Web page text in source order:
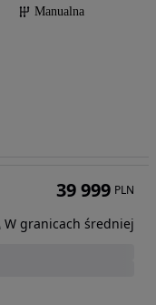
Manualna
39 999 PLN
W granicach średniej